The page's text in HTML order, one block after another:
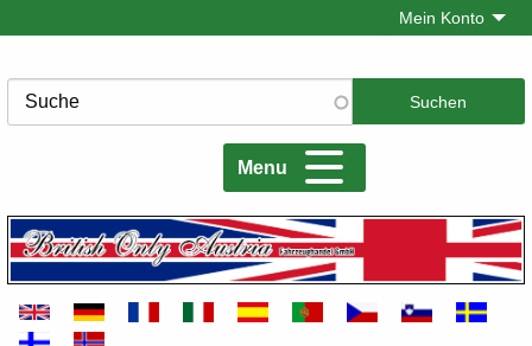
zum
Mein Konto
Suche
Menu